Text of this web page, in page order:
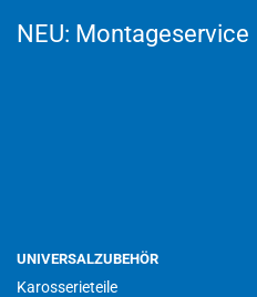
NEU: Montageservice
UNIVERSALZUBEHÖR
Karosserieteile